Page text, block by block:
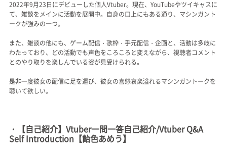
2022年9月23日にデビューした個人Vtuber。現在、YouTubeやツイキャスに
て、雑談をメインに活動を展開中。自身の口上にもある通り、マシンガント
ークが強みの一つ。
また、雑談の他にも、ゲーム配信・歌枠・手元配信・企画と、活動は多岐に
わたっており、どの活動でも声色をころころと変えながら、視聴者コメント
とのやり取りを楽しんでいる姿が見受けられる。
是非一度彼女の配信に足を運び、彼女の喜怒哀楽溢れるマシンガントークを
聴いて欲しい。
・【自己紹介】Vtuber一問一答自己紹介/Vtuber Q&A
Self Introduction【飴色あめう】